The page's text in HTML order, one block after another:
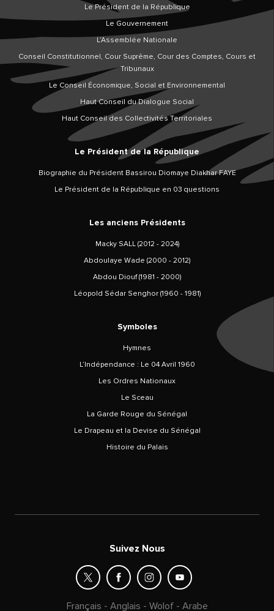
Le Président de la République
Le Gouvernement
L’Assemblée Nationale
Conseil Constitutionnel, Cour Suprême, Cour des Comptes, Cours et
Tribunaux
Le Conseil Économique, Social et Environnemental
Haut Conseil du Dialogue Social
Haut Conseil des Collectivités Territoriales
Le Président de la République
Biographie du Président Bassirou Diomaye Diakhar FAYE
Le Président de la République en 03 questions
Les anciens Présidents
Macky SALL (2012 - 2024)
Abdoulaye Wade (2000 - 2012)
Abdou Diouf (1981 - 2000)
Léopold Sédar Senghor (1960 - 1981)
Symboles
Hymnes
L’Indépendance : Le 04 Avril 1960
Les Ordres Nationaux
Le Sceau
La Garde Rouge du Sénégal
Le Drapeau et la Devise du Sénégal
Histoire du Palais
Suivez Nous
Français - Anglais - Wolof- Arabe